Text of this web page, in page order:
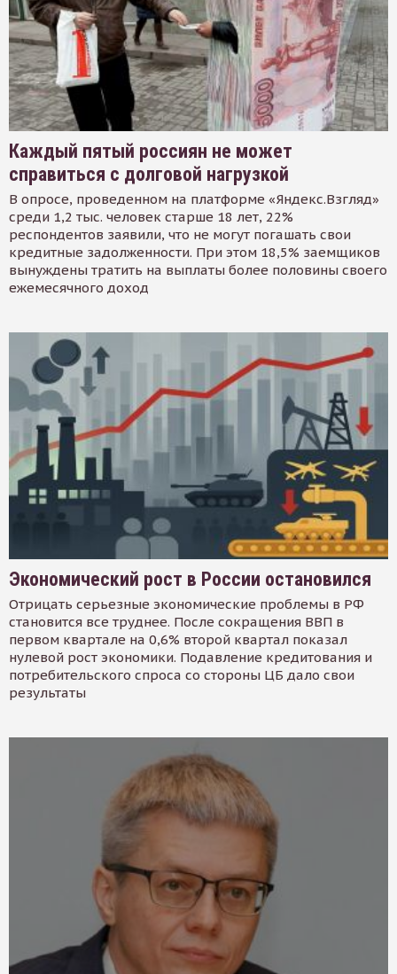
Каждый пятый россиян не может
справиться с долговой нагрузкой
В опросе, проведенном на платформе «Яндекс.Взгляд»
среди 1,2 тыс. человек старше 18 лет, 22%
респондентов заявили, что не могут погашать свои
кредитные задолженности. При этом 18,5% заемщиков
вынуждены тратить на выплаты более половины своего
ежемесячного доход
Экономический рост в России остановился
Отрицать серьезные экономические проблемы в РФ
становится все труднее. После сокращения ВВП в
первом квартале на 0,6% второй квартал показал
нулевой рост экономики. Подавление кредитования и
потребительского спроса со стороны ЦБ дало свои
результаты